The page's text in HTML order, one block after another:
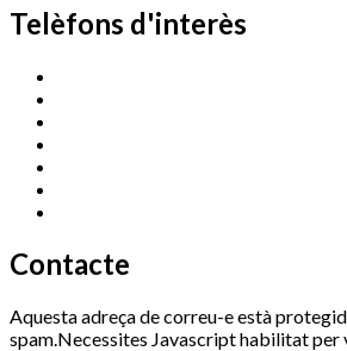
Telèfons d'interès
Contacte
Aquesta adreça de correu-e està
spam.Necessites Javascript habilitat per